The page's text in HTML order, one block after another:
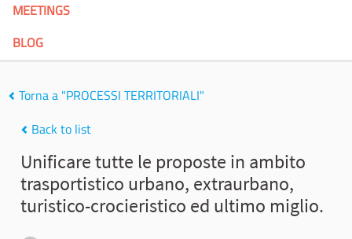
MEETINGS
BLOG
Torna a "PROCESSI TERRITORIALI"
Back to list
Unificare tutte le proposte in ambito
trasportistico urbano, extraurbano,
turistico-crocieristico ed ultimo miglio.